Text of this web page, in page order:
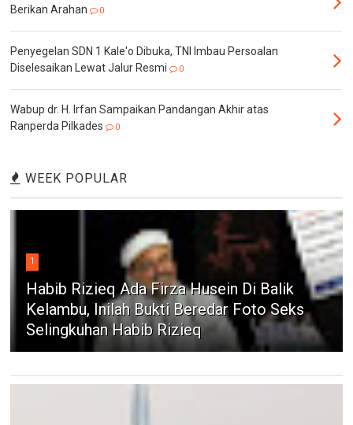
Berikan Arahan
0
Penyegelan SDN 1 Kale'o Dibuka, TNI Imbau Persoalan
Diselesaikan Lewat Jalur Resmi
0
Wabup dr. H. Irfan Sampaikan Pandangan Akhir atas
Ranperda Pilkades
0
WEEK POPULAR
1
Habib Rizieq Ada Firza Husein Di Balik
Kelambu, Inilah Bukti Beredar Foto Seks
Selingkuhan Habib Rizieq